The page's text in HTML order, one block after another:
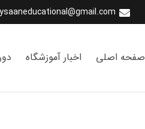
صفحه اصلی اخبار آموزشگاه